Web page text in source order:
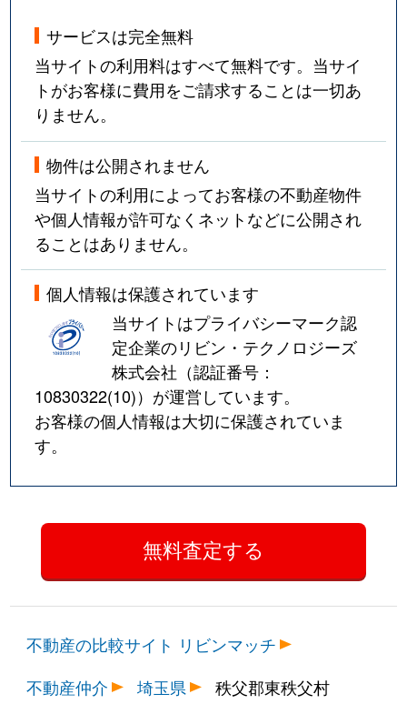
サービスは完全無料
当サイトの利用料はすべて無料です。当サイ
トがお客様に費用をご請求することは一切あ
りません。
物件は公開されません
当サイトの利用によってお客様の不動産物件
や個人情報が許可なくネットなどに公開され
ることはありません。
個人情報は保護されています
当サイトはプライバシーマーク認
定企業のリビン・テクノロジーズ
株式会社（認証番号：
10830322(10)）が運営しています。
お客様の個人情報は大切に保護されていま
す。
不動産の比較サイト リビンマッチ
不動産仲介
埼玉県 秩父郡東秩父村